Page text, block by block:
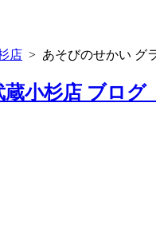
店 > あそびのせかい グ
小杉店 ブログ